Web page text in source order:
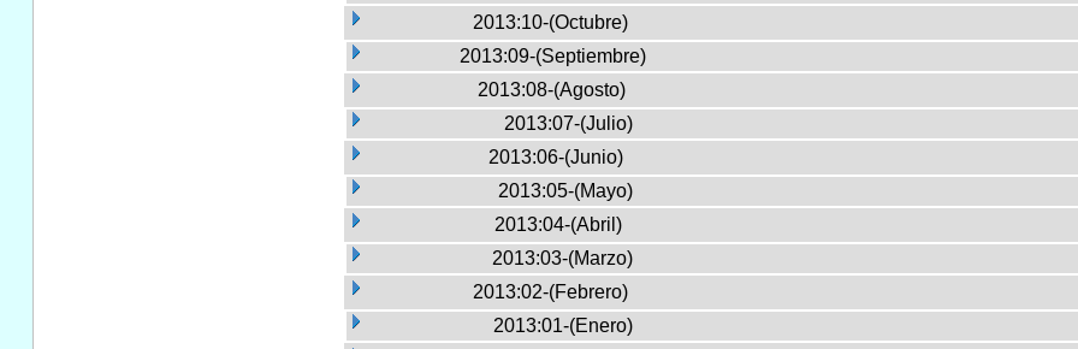
2013:10-(Octubre)
2013:09-(Septiembre)
2013:08-(Agosto)
2013:07-(Julio)
2013:06-(Junio)
2013:05-(Mayo)
2013:04-(Abril)
2013:03-(Marzo)
2013:02-(Febrero)
2013:01-(Enero)